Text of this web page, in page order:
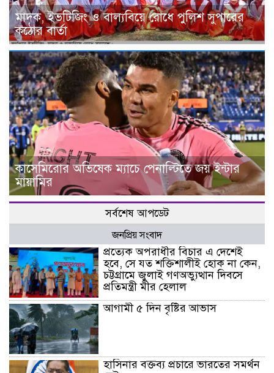
মাদক, ইভটিজিং ও বাল্যবিয়ে রোধে পুলিশ সুপারের
কঠোর বার্তা
কাসেমিরোর অভিষেক ম্যাচে পেনাল্টিতে জয় ইন্টার
মায়ামির
সর্বশেষ আপডেট
জনপ্রিয় সংবাদ
প্রত্যেক অপরাধীর বিচার এ দেশেই
হবে, সে যত শক্তিশালীই হোক না কেন,
চট্টগ্রামে জুলাই গণঅভ্যুত্থান দিবসে
প্রতিমন্ত্রী মীর হেলাল
আগামী ৫ দিন বৃষ্টির আভাস
হাসিনার বক্তব্য প্রচারে ভারতের সমর্থন